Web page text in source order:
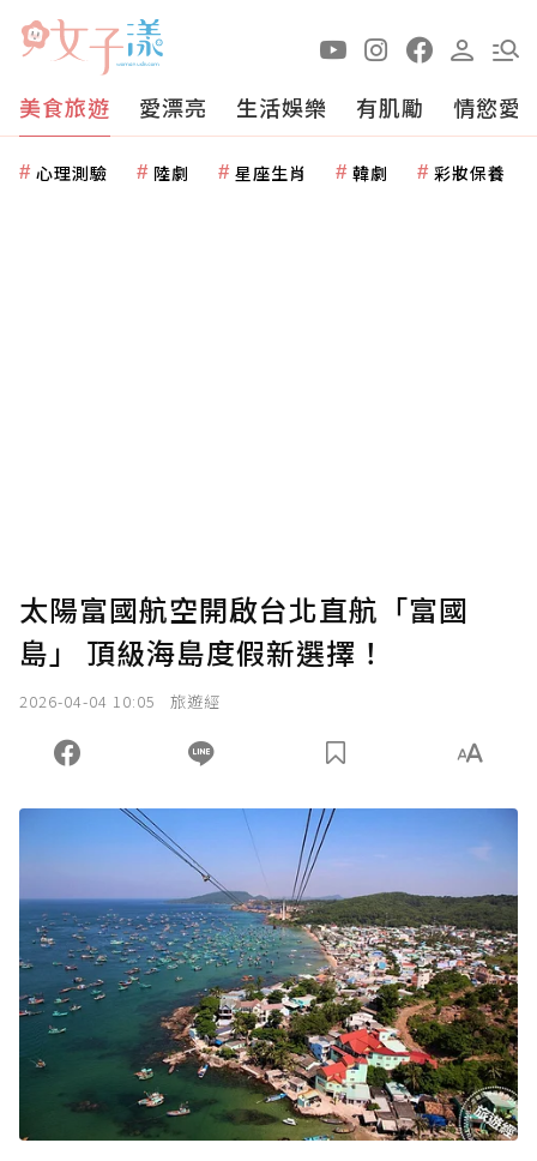
美食旅遊 愛漂亮 生活娛樂 有肌勵 情慾愛
心理測驗 陸劇 星座生肖 韓劇 彩妝保養
太陽富國航空開啟台北直航「富國
島」 頂級海島度假新選擇！
2026-04-04 10:05 旅遊經